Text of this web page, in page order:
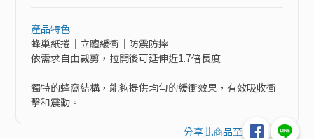
產品特色
蜂巢紙捲｜立體緩衝｜防震防摔
依需求自由裁剪，拉開後可延伸近1.7倍長度
獨特的蜂窩結構，能夠提供均勻的緩衝效果，有效吸收衝
擊和震動。
分享此商品至